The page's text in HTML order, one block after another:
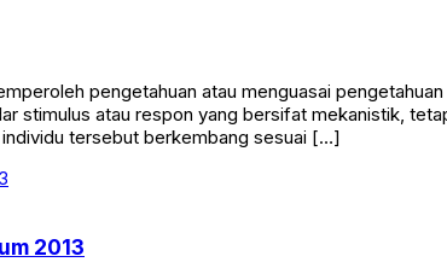
pengetahuan atau menguasai
stimulus atau respon yang bersifat mekanistik,
tersebut berkembang sesuai […]
2013